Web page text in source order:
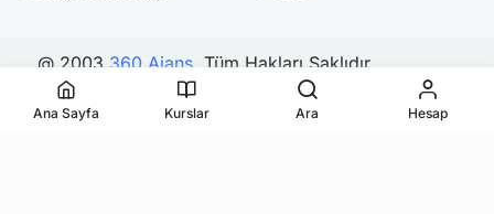
@ 2003 360 Ajans. Tüm Hakları Saklıdır.
Ana Sayfa Kurslar Ara Hesap